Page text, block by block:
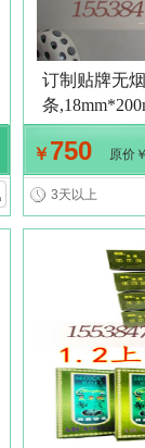
订制贴牌无
条
装,南阳手工
装批发价格
￥750 原价
3天以上